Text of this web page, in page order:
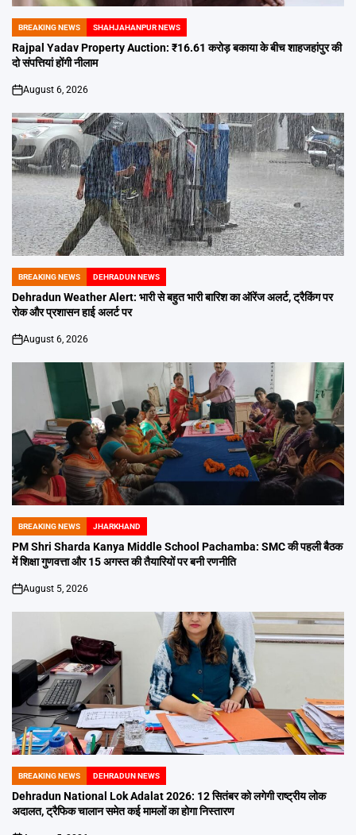
POSTED
IN
BREAKING NEWS SHAHJAHANPUR NEWS
Rajpal Yadav Property Auction: ₹16.61 करोड़ बकाया के बीच शाहजहांपुर की
दो संपत्तियां होंगी नीलाम
on
August 6, 2026
POSTED
IN
BREAKING NEWS DEHRADUN NEWS
Dehradun Weather Alert: भारी से बहुत भारी बारिश का ऑरेंज अलर्ट, ट्रैकिंग पर
रोक और प्रशासन हाई अलर्ट पर
on
August 6, 2026
POSTED
IN
BREAKING NEWS JHARKHAND
PM Shri Sharda Kanya Middle School Pachamba: SMC की पहली बैठक
में शिक्षा गुणवत्ता और 15 अगस्त की तैयारियों पर बनी रणनीति
on
August 5, 2026
POSTED
IN
BREAKING NEWS DEHRADUN NEWS
Dehradun National Lok Adalat 2026: 12 सितंबर को लगेगी राष्ट्रीय लोक
अदालत, ट्रैफिक चालान समेत कई मामलों का होगा निस्तारण